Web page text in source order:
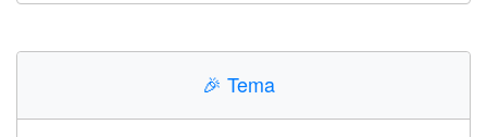
🎉 Tema